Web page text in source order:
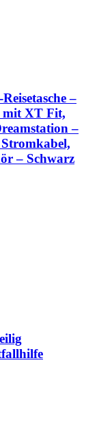
–
mit XT Fit,
–
– Schwarz